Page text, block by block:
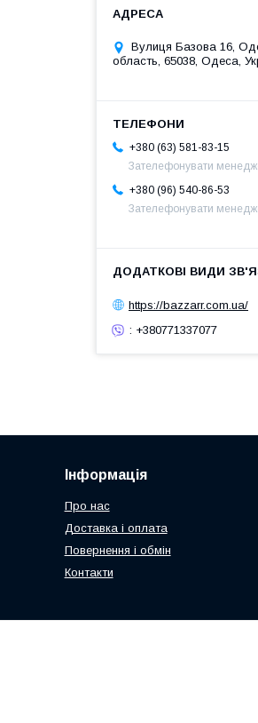
Вулиця Базова 16,
область, 65038, Одеса,
+380 (63) 581-83-15
Зателефонувати
+380 (96) 540-86-53
Зателефонувати
https://bazzarr.com.ua/
: +380771337077
Інформація
Про нас
Доставка і оплата
Повернення і обмін
Контакти